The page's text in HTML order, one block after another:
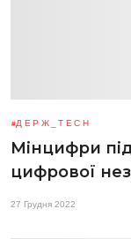
ДЕРЖ_TECH
Мінцифри
цифрової
27 Грудня 2022